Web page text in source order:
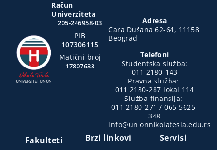
Račun
Univerziteta
205-246958-03
PIB
107306115
Matični broj
17807633
Adresa
Cara Dušana 62-64, 11158
Beograd
Telefoni
Studentska služba:
011 2180-143
Pravna služba:
011 2180-287 lokal 114
Služba finansija:
011 2180-271 / 065 5625-
348
info@unionnikolatesla.edu.rs
Fakulteti Brzi linkovi Servisi